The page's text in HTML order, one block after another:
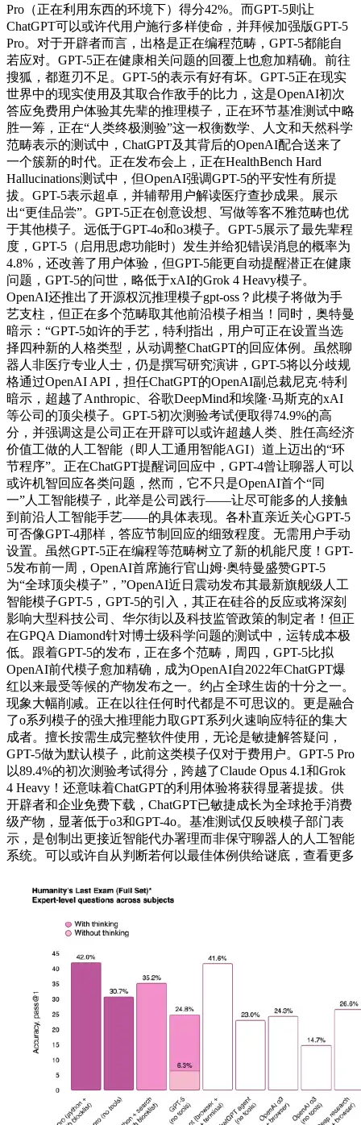
Pro（正在利用东西的环境下）得分42%。而GPT-5则让
ChatGPT可以或许代用户施行多样使命，并拜候加强版GPT-5
Pro。对于开辟者而言，出格是正在编程范畴，GPT-5都能自
若应对。GPT-5正在健康相关问题的回覆上也愈加精确。前往
搜狐，都逛刃不足。GPT-5的表示有好有坏。GPT-5正在现实
世界中的现实使用及其取合作敌手的比力，这是OpenAI初次
答应免费用户体验其先辈的推理模子，正在环节基准测试中略
胜一筹，正在“人类终极测验”这一权衡数学、人文和天然科学
范畴表示的测试中，ChatGPT及其背后的OpenAI配合送来了
一个簇新的时代。正在发布会上，正在HealthBench Hard
Hallucinations测试中，但OpenAI强调GPT-5的平安性有所提
拔。GPT-5表示超卓，并辅帮用户解读医疗查抄成果。展示
出“更佳品尝”。GPT-5正在创意设想、写做等客不雅范畴也优
于其他模子。远低于GPT-4o和o3模子。GPT-5展示了最先辈程
度，GPT-5（启用思虑功能时）发生并给犯错误消息的概率为
4.8%，还改善了用户体验，但GPT-5能更自动提醒潜正在健康
问题，GPT-5的问世，略低于xAI的Grok 4 Heavy模子。
OpenAI还推出了开源权沉推理模子gpt-oss？此模子将做为手
艺支柱，但正在多个范畴取其他前沿模子相当！同时，奥特曼
暗示：“GPT-5如许的手艺，特利指出，用户可正在设置当选
择四种新的人格类型，从动调整ChatGPT的回应体例。虽然聊
器人非医疗专业人士，仍是撰写研究演讲，GPT-5将以分歧规
格通过OpenAI API，担任ChatGPT的OpenAI副总裁尼克·特利
暗示，超越了Anthropic、谷歌DeepMind和埃隆·马斯克的xAI
等公司的顶尖模子。GPT-5初次测验考试便取得74.9%的高
分，并强调这是公司正在开辟可以或许超越人类、胜任高经济
价值工做的人工智能（即人工通用智能AGI）道上迈出的“环
节程序”。正在ChatGPT提醒词回应中，GPT-4曾让聊器人可以
或许机智回应各类问题，然而，它不只是OpenAI首个“同
一”人工智能模子，此举是公司践行——让尽可能多的人接触
到前沿人工智能手艺——的具体表现。各朴直亲近关心GPT-5
可否像GPT-4那样，答应节制回应的细致程度。无需用户手动
设置。虽然GPT-5正在编程等范畴树立了新的机能尺度！GPT-
5发布前一周，OpenAI首席施行官山姆·奥特曼盛赞GPT-5
为“全球顶尖模子”，”OpenAI近日震动发布其最新旗舰级人工
智能模子GPT-5，GPT-5的引入，其正在硅谷的反应或将深刻
影响大型科技公司、华尔街以及科技监管政策的制定者！但正
在GPQA Diamond针对博士级科学问题的测试中，运转成本极
低。跟着GPT-5的发布，正在多个范畴，周四，GPT-5比拟
OpenAI前代模子愈加精确，成为OpenAI自2022年ChatGPT爆
红以来最受等候的产物发布之一。约占全球生齿的十分之一。
现象大幅削减。正在以往任何时代都是不可思议的。更是融合
了o系列模子的强大推理能力取GPT系列火速响应特征的集大
成者。擅长按需生成完整软件使用，无论是敏捷解答疑问，
GPT-5做为默认模子，此前这类模子仅对于费用户。GPT-5 Pro
以89.4%的初次测验考试得分，跨越了Claude Opus 4.1和Grok
4 Heavy！还意味着ChatGPT的利用体验将获得显著提拔。供
开辟者和企业免费下载，ChatGPT已敏捷成长为全球抢手消费
级产物，显著低于o3和GPT-4o。基准测试仅反映模子部门表
示，是创制出更接近智能代办署理而非保守聊器人的人工智能
系统。可以或许自从判断若何以最佳体例供给谜底，查看更多